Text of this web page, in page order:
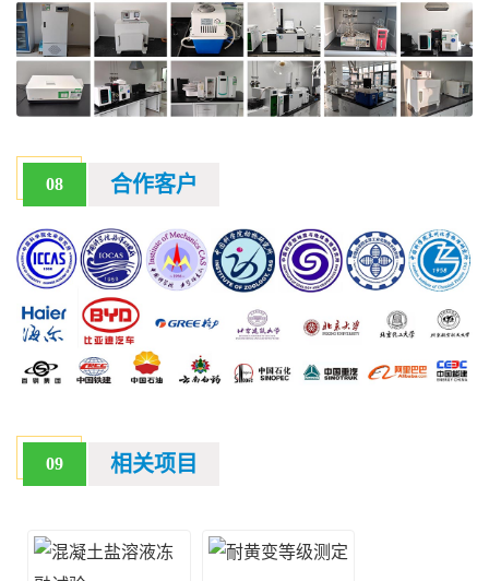
08 合作客户
09 相关项目